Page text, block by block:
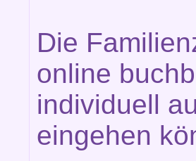
Die
online
individuell
eingehen